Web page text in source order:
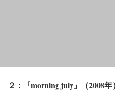
２：「morning july」（2008年）